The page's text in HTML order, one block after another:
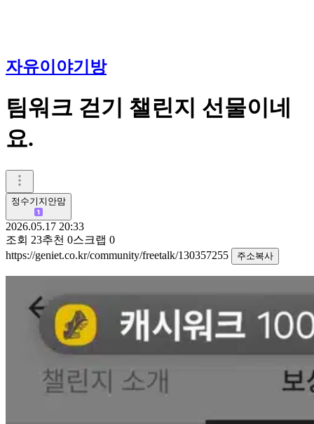
자유이야기방
팀워크 걷기 챌린지 선물이네
요.
정수기지안맘
2026.05.17 20:33
조회 23추천 0스크랩 0
https://geniet.co.kr/community/freetalk/130357255
주소복사